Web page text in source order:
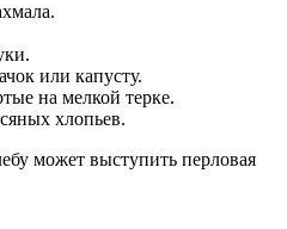
или капусту.
на мелкой терке.
хлопьев.
может выступить перловая